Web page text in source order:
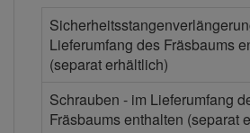
Lieferumfang des Fräsbaums
(separat erhältlich)
Schrauben - im Lieferumfang
Fräsbaums enthalten (separat